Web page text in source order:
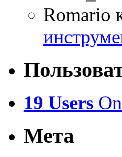
Romario
19 Users
Мета